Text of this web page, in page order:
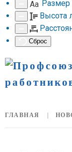
Aa
Высота
Сброс
ГЛАВНАЯ